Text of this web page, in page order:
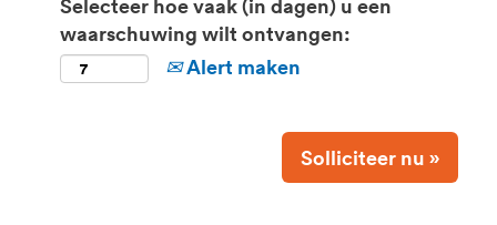
Selecteer hoe vaak (in dagen) u een
waarschuwing wilt ontvangen:
Alert maken
Solliciteer nu »